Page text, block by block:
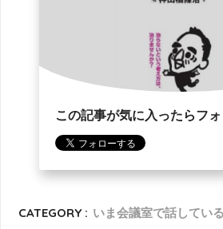
この記事が気に入ったらフ
CATEGORY : いま会議室で話してい